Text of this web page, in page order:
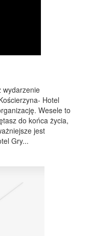
wydarzenie
Hotel
Wesele to
do końca życia,
jest
Gry...